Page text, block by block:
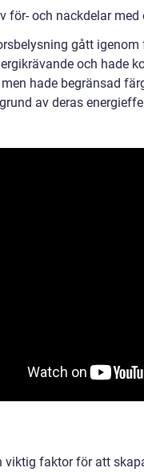
för- och nackdelar
gått
och hade
hade begränsad
av deras
viktig faktor för att